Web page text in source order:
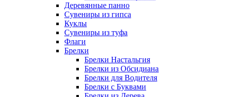
Деревянные панно
Сувениры из гипса
Куклы
Сувениры из туфа
Флаги
Брелки
Брелки Настальгия
Брелки из Обсидиана
Брелки для Водителя
Брелки с Буквами